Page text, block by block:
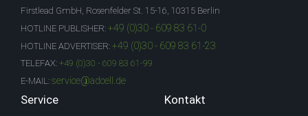
Firstlead GmbH, Rosenfelder St. 15-16, 10315 Berlin
HOTLINE PUBLISHER: +49 (0)30 - 609 83 61-0
HOTLINE ADVERTISER: +49 (0)30 - 609 83 61-23
TELEFAX: +49 (0)30 - 609 83 61-99
E-MAIL: service@adcell.de
Service Kontakt